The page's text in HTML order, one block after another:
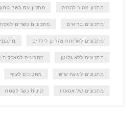
מתכון מהיר להכנה מתכון עם בשר טחון
מתכונים בריאים מתכונים כשרים לפסח
מתכונים לארוחת צהרים לילדים
מתכונים ללא גלוטן מתכונים למאכלים
מתכונים לעוגת שיש מתכונים לעוף
מתכונים של אסאדו קינוח כשר לפסח